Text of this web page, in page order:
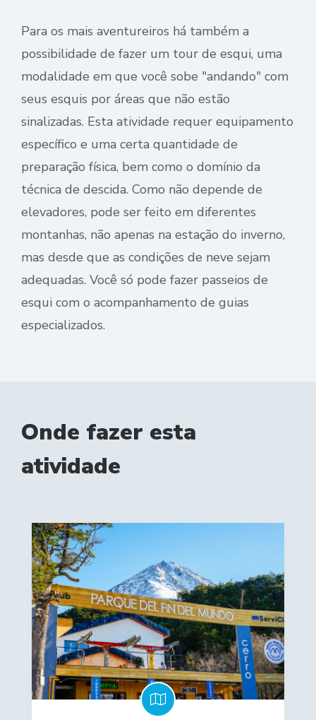
Para os mais aventureiros há também a
possibilidade de fazer um tour de esqui, uma
modalidade em que você sobe "andando" com
seus esquis por áreas que não estão
sinalizadas. Esta atividade requer equipamento
específico e uma certa quantidade de
preparação física, bem como o domínio da
técnica de descida. Como não depende de
elevadores, pode ser feito em diferentes
montanhas, não apenas na estação do inverno,
mas desde que as condições de neve sejam
adequadas. Você só pode fazer passeios de
esqui com o acompanhamento de guias
especializados.
Onde fazer esta
atividade